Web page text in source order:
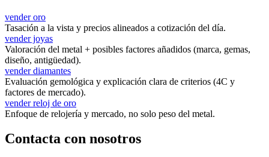
vender oro
Tasación a la vista y precios alineados a cotización del día.
vender joyas
Valoración del metal + posibles factores añadidos (marca, gemas,
diseño, antigüedad).
vender diamantes
Evaluación gemológica y explicación clara de criterios (4C y
factores de mercado).
vender reloj de oro
Enfoque de relojería y mercado, no solo peso del metal.
Contacta con nosotros